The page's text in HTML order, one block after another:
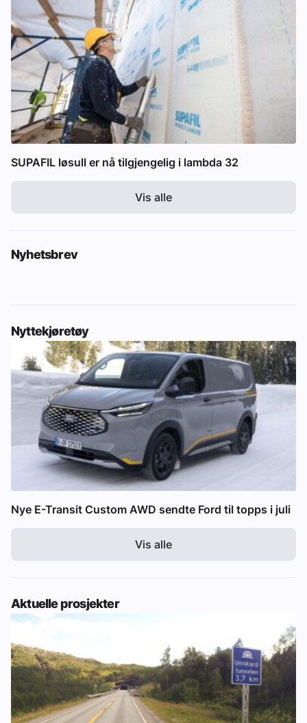
SUPAFIL løsull er nå tilgjengelig i lambda 32
Vis alle
Nyhetsbrev
Nyttekjøretøy
Nye E-Transit Custom AWD sendte Ford til topps i juli
Vis alle
Aktuelle prosjekter